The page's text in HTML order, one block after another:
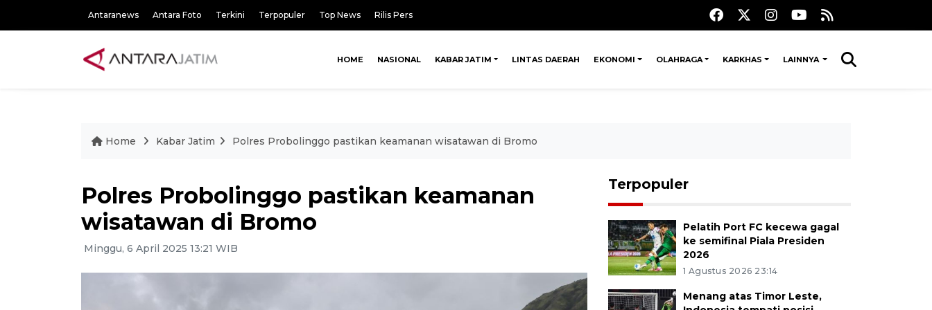
Antaranews Antara Foto Terkini Terpopuler Top News Rilis Pers
HOME NASIONAL KABAR JATIM LINTAS DAERAH EKONOMI OLAHRAGA KARKHAS LAINNYA
Home Kabar Jatim Polres Probolinggo pastikan keamanan wisatawan di Bromo
Polres Probolinggo pastikan keamanan
wisatawan di Bromo
Minggu, 6 April 2025 13:21 WIB
Terpopuler
Pelatih Port FC kecewa gagal
ke semifinal Piala Presiden
2026
1 Agustus 2026 23:14
Menang atas Timor Leste,